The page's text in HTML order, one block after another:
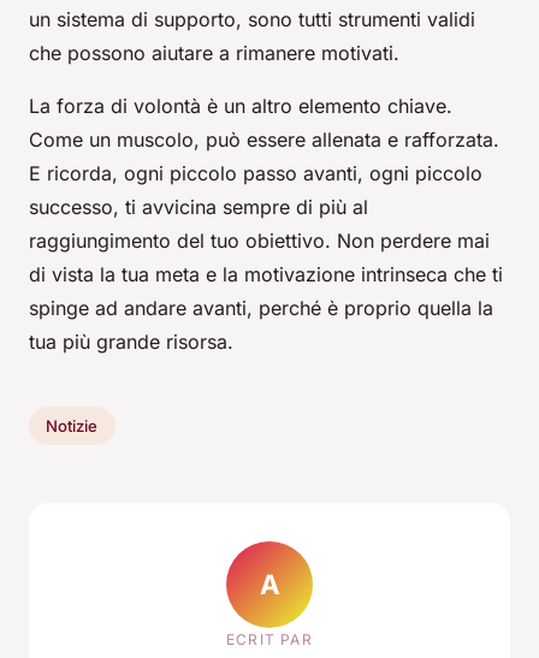
un sistema di supporto, sono tutti strumenti validi
che possono aiutare a rimanere motivati.
La forza di volontà è un altro elemento chiave.
Come un muscolo, può essere allenata e rafforzata.
E ricorda, ogni piccolo passo avanti, ogni piccolo
successo, ti avvicina sempre di più al
raggiungimento del tuo obiettivo. Non perdere mai
di vista la tua meta e la motivazione intrinseca che ti
spinge ad andare avanti, perché è proprio quella la
tua più grande risorsa.
Notizie
A
ECRIT PAR